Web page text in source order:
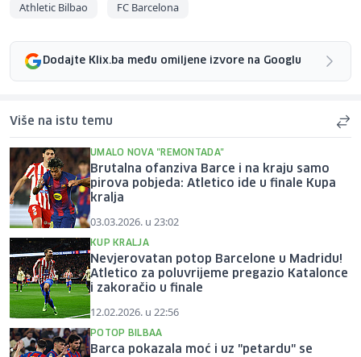
Athletic Bilbao FC Barcelona
Dodajte Klix.ba među omiljene izvore na Googlu
Više na istu temu
UMALO NOVA "REMONTADA"
Brutalna ofanziva Barce i na kraju samo
pirova pobjeda: Atletico ide u finale Kupa
kralja
03.03.2026. u 23:02
KUP KRALJA
Nevjerovatan potop Barcelone u Madridu!
Atletico za poluvrijeme pregazio Katalonce
i zakoračio u finale
12.02.2026. u 22:56
POTOP BILBAA
Barca pokazala moć i uz "petardu" se